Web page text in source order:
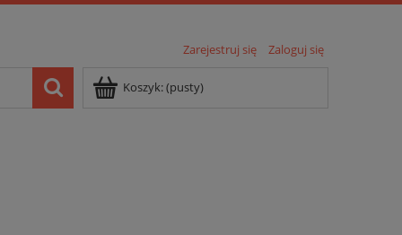
Zarejestruj się
Zaloguj się
Koszyk:(pusty)